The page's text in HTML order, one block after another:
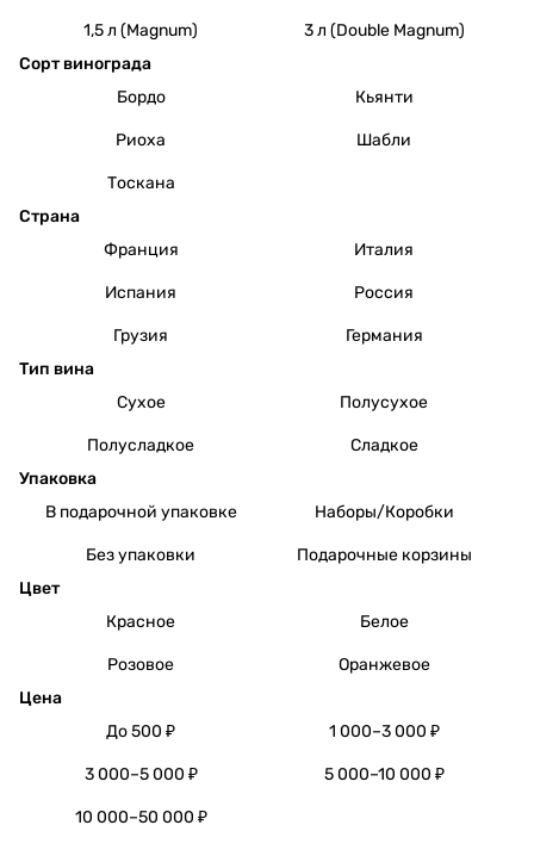
1,5 л (Magnum)
3 л (Double Magnum)
Сорт винограда
Бордо
Кьянти
Риоха Шабли
Тоскана
Страна
Франция
Италия
Испания Россия
Грузия
Германия
Тип вина
Сухое
Полусухое
Полусладкое
Сладкое
Упаковка
В подарочной упаковке
Наборы/Коробки
Без упаковки
Подарочные корзины
Цвет
Красное
Белое
Розовое
Оранжевое
Цена
До 500 ₽
1 000–3 000 ₽
3 000–5 000 ₽ 5 000–10 000 ₽
10 000–50 000 ₽